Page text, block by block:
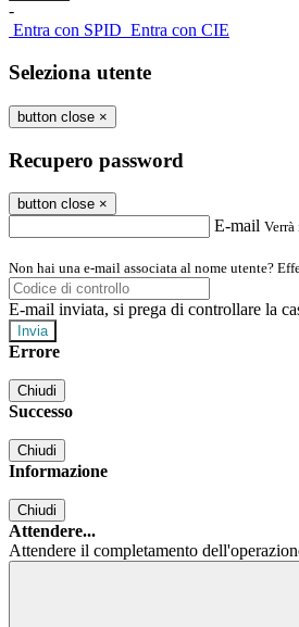
-
Entra con SPID Entra con CIE
Seleziona utente
button close ×
Recupero password
button close ×
E-mail
Non hai una e-mail associata al nome utente?
E-mail inviata, si prega di controllare la
Errore
Chiudi
Successo
Chiudi
Informazione
Chiudi
Attendere...
Attendere il completamento